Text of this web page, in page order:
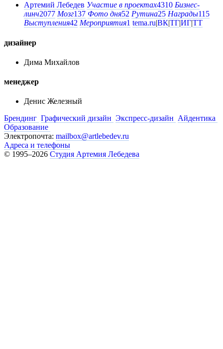
Артемий Лебедев Участие в проектах4310 Бизнес-
линч2077 Мозг137 Фото дня52 Рутина25 Награды115
Выступления42 Мероприятия1 tema.ru|ВК|ТГ|ИГ|ТТ
дизайнер
Дима Михайлов
менеджер
Денис Железный
Брендинг Графический дизайн Экспресс-дизайн Айдентика
Образование
Электропочта: mailbox@artlebedev.ru
Адреса и телефоны
© 1995–2026 Студия Артемия Лебедева